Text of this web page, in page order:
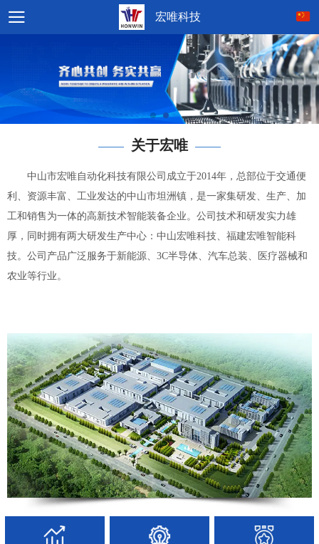
宏唯科技
—— 关于宏唯 ——
中山市宏唯自动化科技有限公司成立于2014年，总部位于交通便
利、资源丰富、工业发达的中山市坦洲镇，是一家集研发、生产、加
工和销售为一体的高新技术智能装备企业。公司技术和研发实力雄
厚，同时拥有两大研发生产中心：中山宏唯科技、福建宏唯智能科
技。公司产品广泛服务于新能源、3C半导体、汽车总装、医疗器械和
农业等行业。